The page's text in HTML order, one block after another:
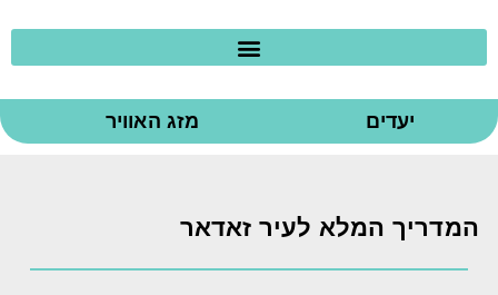
יעדים מזג האוויר
המדריך המלא לעיר זאדאר